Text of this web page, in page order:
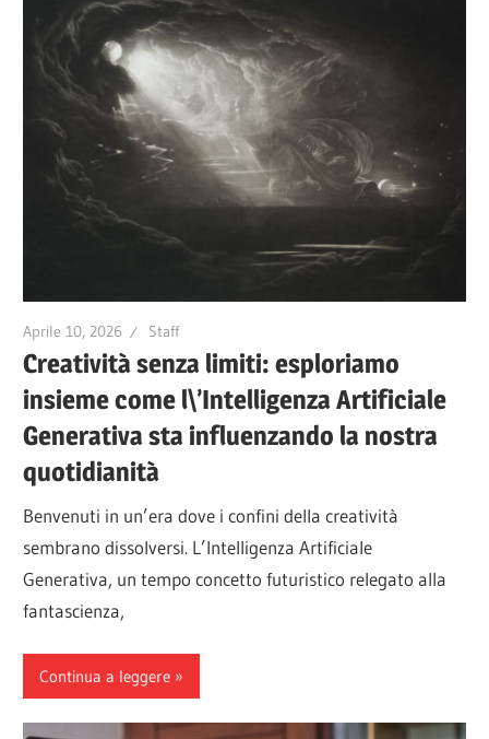
Aprile 10, 2026 Staff
Creatività senza limiti: esploriamo
insieme come l\’Intelligenza Artificiale
Generativa sta influenzando la nostra
quotidianità
Benvenuti in un’era dove i confini della creatività
sembrano dissolversi. L’Intelligenza Artificiale
Generativa, un tempo concetto futuristico relegato alla
fantascienza,
Continua a leggere